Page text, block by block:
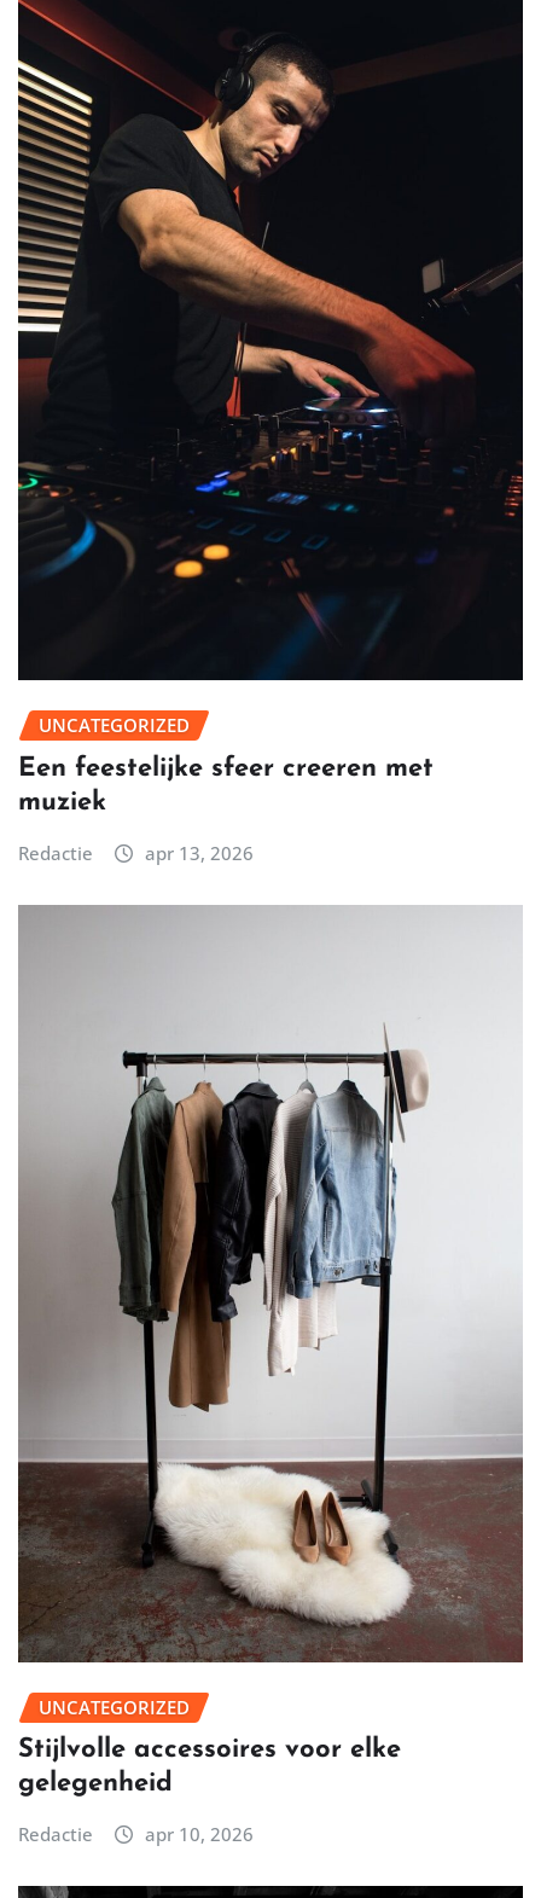
UNCATEGORIZED
Een feestelijke sfeer creeren met
muziek
Redactie apr 13, 2026
UNCATEGORIZED
Stijlvolle accessoires voor elke
gelegenheid
Redactie apr 10, 2026